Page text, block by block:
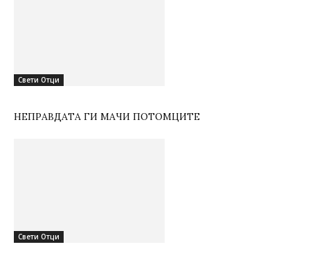
Свети Отци
НЕПРАВДАТА ГИ МАЧИ ПОТОМЦИТЕ
Свети Отци